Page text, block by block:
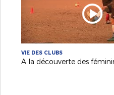
VIE DES CLUBS